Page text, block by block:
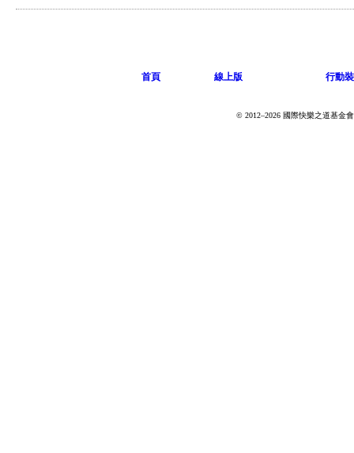
首頁 線上版 行動
© 2012–2026 國際快樂之道基金